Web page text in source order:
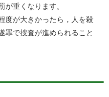
重くなります。
度が大きかったら，人を殺
罪で捜査が進められること